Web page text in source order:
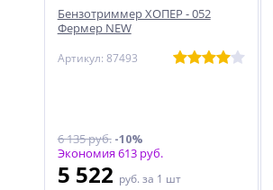
Бензотриммер ХОПЕР - 052
Фермер NEW
Артикул: 87493
6 135 руб.-10%
Экономия 613 руб.
5 522 руб. за 1 шт